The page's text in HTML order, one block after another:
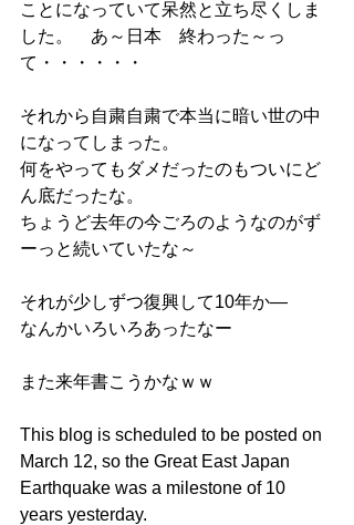
ことになっていて呆然と立ち尽くしま
した。　あ～日本　終わった～っ
て・・・・・・
それから自粛自粛で本当に暗い世の中
になってしまった。
何をやってもダメだったのもついにど
ん底だったな。
ちょうど去年の今ごろのようなのがず
ーっと続いていたな～
それが少しずつ復興して10年か―
なんかいろいろあったなー
また来年書こうかなｗｗ
This blog is scheduled to be posted on
March 12, so the Great East Japan
Earthquake was a milestone of 10
years yesterday.